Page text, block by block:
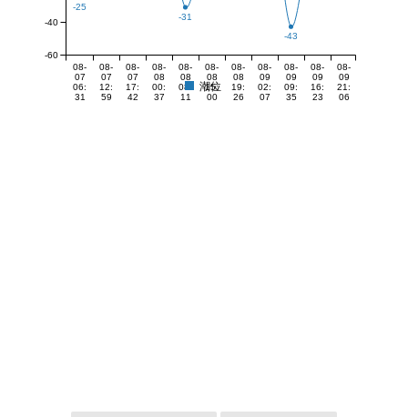
-25
-31
-43
08-
07
06:
31
08-
07
12:
59
08-
07
17:
42
08-
08
00:
37
08-
08
08:
11
08-
08
15:
00
08-
08
19:
26
08-
09
02:
07
08-
09
09:
35
08-
09
16:
23
08-
09
21:
06
-40
-60
潮位